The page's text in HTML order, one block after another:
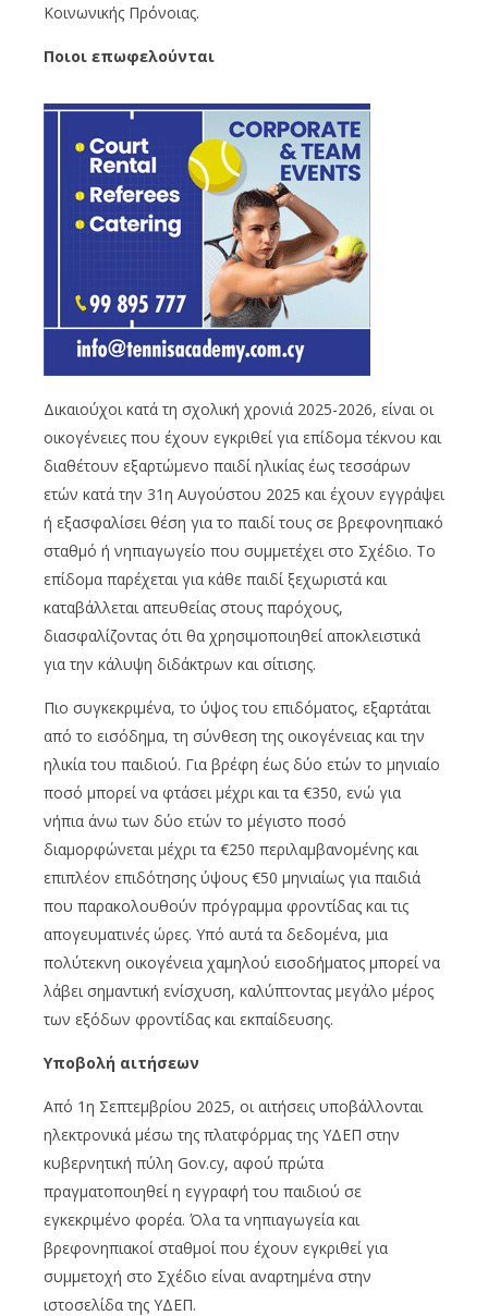
Κοινωνικής Πρόνοιας.
Ποιοι επωφελούνται
Δικαιούχοι κατά τη σχολική χρονιά 2025-2026, είναι οι
οικογένειες που έχουν εγκριθεί για επίδομα τέκνου και
διαθέτουν εξαρτώμενο παιδί ηλικίας έως τεσσάρων
ετών κατά την 31η Αυγούστου 2025 και έχουν εγγράψει
ή εξασφαλίσει θέση για το παιδί τους σε βρεφονηπιακό
σταθμό ή νηπιαγωγείο που συμμετέχει στο Σχέδιο. Το
επίδομα παρέχεται για κάθε παιδί ξεχωριστά και
καταβάλλεται απευθείας στους παρόχους,
διασφαλίζοντας ότι θα χρησιμοποιηθεί αποκλειστικά
για την κάλυψη διδάκτρων και σίτισης.
Πιο συγκεκριμένα, το ύψος του επιδόματος, εξαρτάται
από το εισόδημα, τη σύνθεση της οικογένειας και την
ηλικία του παιδιού. Για βρέφη έως δύο ετών το μηνιαίο
ποσό μπορεί να φτάσει μέχρι και τα €350, ενώ για
νήπια άνω των δύο ετών το μέγιστο ποσό
διαμορφώνεται μέχρι τα €250 περιλαμβανομένης και
επιπλέον επιδότησης ύψους €50 μηνιαίως για παιδιά
που παρακολουθούν πρόγραμμα φροντίδας και τις
απογευματινές ώρες. Υπό αυτά τα δεδομένα, μια
πολύτεκνη οικογένεια χαμηλού εισοδήματος μπορεί να
λάβει σημαντική ενίσχυση, καλύπτοντας μεγάλο μέρος
των εξόδων φροντίδας και εκπαίδευσης.
Υποβολή αιτήσεων
Από 1η Σεπτεμβρίου 2025, οι αιτήσεις υποβάλλονται
ηλεκτρονικά μέσω της πλατφόρμας της ΥΔΕΠ στην
κυβερνητική πύλη Gov.cy, αφού πρώτα
πραγματοποιηθεί η εγγραφή του παιδιού σε
εγκεκριμένο φορέα. Όλα τα νηπιαγωγεία και
βρεφονηπιακοί σταθμοί που έχουν εγκριθεί για
συμμετοχή στο Σχέδιο είναι αναρτημένα στην
ιστοσελίδα της ΥΔΕΠ.